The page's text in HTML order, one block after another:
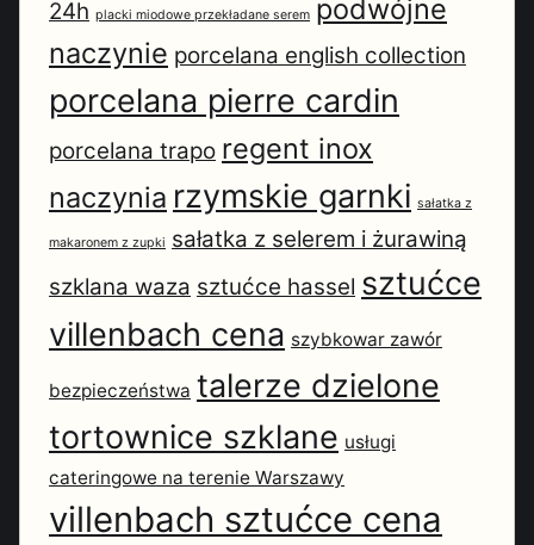
24h placki miodowe przekładane serem podwójne
naczynie porcelana english collection
porcelana pierre cardin
porcelana trapo regent inox
naczynia rzymskie garnki sałatka z
makaronem z zupki sałatka z selerem i żurawiną
szklana waza sztućce hassel sztućce
villenbach cena szybkowar zawór
bezpieczeństwa talerze dzielone
tortownice szklane usługi
cateringowe na terenie Warszawy
villenbach sztućce cena